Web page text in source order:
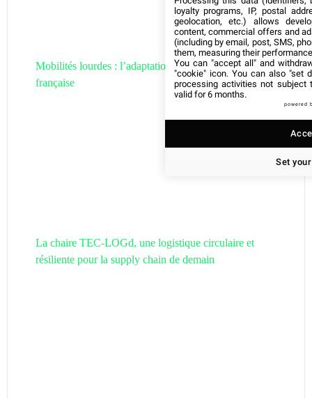
Mobilités lourdes : l’adaptation de la filière hydrogène
française
La chaire TEC-LOGd, une logistique circulaire et
résiliente pour la supply chain de demain
loyalty programs, IP, postal
geolocation, etc.) allows
content, commercial offers and
(including by email, post, SMS,
them, measuring their
You can "accept all" and
"cookie" icon. You can also "set
processing activities not subject
valid for 6 months.
powered
Set